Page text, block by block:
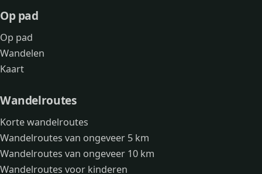
Op pad
Op pad
Wandelen
Kaart
Wandelroutes
Korte wandelroutes
Wandelroutes van ongeveer 5 km
Wandelroutes van ongeveer 10 km
Wandelroutes voor kinderen